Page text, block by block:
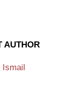
AUTHOR
Ismail